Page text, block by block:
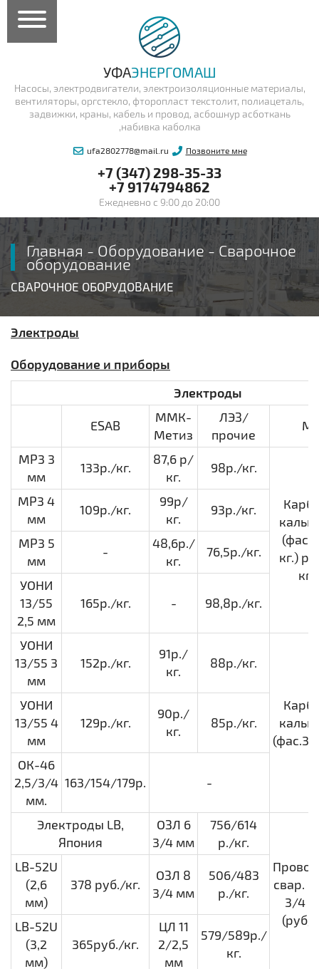
УФАЭНЕРГОМАШ
Насосы, электродвигатели, электроизоляционные материалы,
вентиляторы, оргстекло, фторопласт текстолит, полиацеталь,
задвижки, краны, кабель и провод, асбошнур асботкань
,набивка каболка
ufa2802778@mail.ru Позвоните мне
+7 (347) 298-35-33
+7 9174794862
Ежедневно с 9:00 до 20:00
Главная - Оборудование - Сварочное
оборудование
СВАРОЧНОЕ ОБОРУДОВАНИЕ
Электроды
Оборудование и приборы
Электроды
ESAB
ММК-
Метиз
ЛЭЗ/
прочие
МР3 3
мм
133р./кг.
87,6 р/
кг.
98р./кг.
кг.)
кг.
МР3 4
мм
109р./кг.
99р/
кг.
93р./кг.
МР3 5
мм
-
48,6р./
кг.
76,5р./кг.
УОНИ
13/55
2,5 мм
165р./кг. - 98,8р./кг.
УОНИ
13/55 3
мм
152р./кг.
91р./
кг.
88р./кг.
(фас.30
УОНИ
13/55 4
мм
129р./кг.
90р./
кг.
85р./кг.
ОК-46
2,5/3/4
мм.
163/154/179р. -
Электроды LB,
Япония
ОЗЛ 6
3/4 мм
756/614
р./кг.
свар.
3/4
(руб/
LB-52U
(2,6
мм)
378 руб./кг.
ОЗЛ 8
3/4 мм
506/483
р./кг.
LB-52U
(3,2
мм)
365руб./кг.
ЦЛ 11
2/2,5
мм
579/589р./
кг.